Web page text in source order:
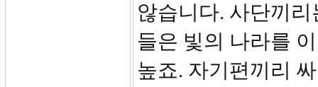
않습니다. 사단끼
들은 빛의 나라를
높죠. 자기편끼리